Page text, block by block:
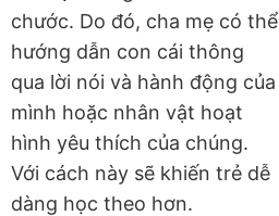
chước. Do đó, cha mẹ có thể
hướng dẫn con cái thông
qua lời nói và hành động của
mình hoặc nhân vật hoạt
hình yêu thích của chúng.
Với cách này sẽ khiến trẻ dễ
dàng học theo hơn.